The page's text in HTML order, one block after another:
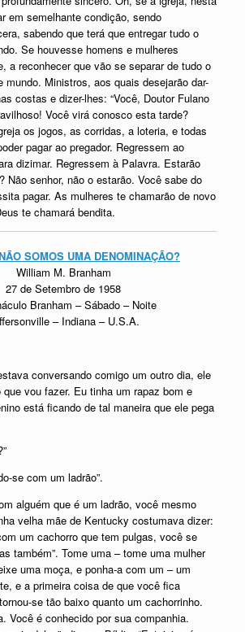
em semelhante condição, sendo
sabendo que terá que entregar tudo o
Se houvesse homens e mulheres
a reconhecer que vão se separar de tudo o
mundo. Ministros, aos quais desejarão dar-
costas e dizer-lhes: “Você, Doutor Fulano
Você virá conosco esta tarde?
os jogos, as corridas, a loteria, e todas
pagar ao pregador. Regressem ao
dizimar. Regressem à Palavra. Estarão
Não senhor, não o estarão. Você sabe do
pagar. As mulheres te chamarão de novo
te chamará bendita.
SOMOS UMA DENOMINAÇÃO?
William M. Branham
27 de Setembro de 1958
Branham – Sábado – Noite
– Indiana – U.S.A.
conversando comigo um outro dia, ele
que vou fazer. Eu tinha um rapaz bom e
está ficando de tal maneira que ele pega
se com um ladrão”.
alguém que é um ladrão, você mesmo
velha mãe de Kentucky costumava dizer:
um cachorro que tem pulgas, você se
também”. Tome uma – tome uma mulher
uma moça, e ponha-a com um – um
e a primeira coisa de que você fica
se tão baixo quanto um cachorrinho.
Você é conhecido por sua companhia.